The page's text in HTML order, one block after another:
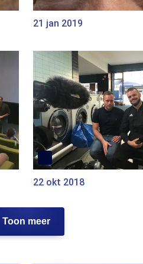
21 jan 2019
22 okt 2018
Toon meer